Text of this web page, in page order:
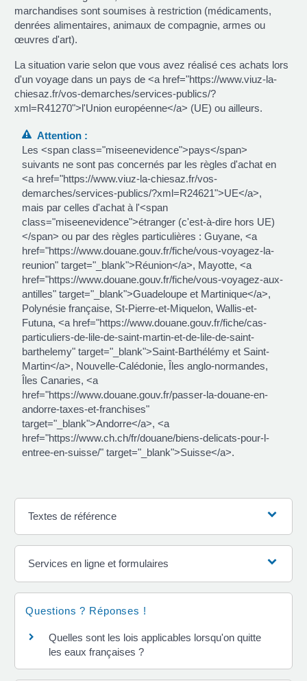
La situation varie selon que vous avez réalisé ces achats lors
d'un voyage dans un pays de <a href="https://www.viuz-la-
chiesaz.fr/vos-demarches/services-publics/?
xml=R41270">l'Union européenne</a> (UE) ou ailleurs.
Attention :
Les <span class="miseenevidence">pays</span>
suivants ne sont pas concernés par les règles d'achat en
<a href="https://www.viuz-la-chiesaz.fr/vos-
demarches/services-publics/?xml=R24621">UE</a>,
mais par celles d'achat à l'<span
class="miseenevidence">étranger (c'est-à-dire hors UE)
</span> ou par des règles particulières : Guyane, <a
href="https://www.douane.gouv.fr/fiche/vous-voyagez-la-
reunion" target="_blank">Réunion</a>, Mayotte, <a
href="https://www.douane.gouv.fr/fiche/vous-voyagez-aux-
antilles" target="_blank">Guadeloupe et Martinique</a>,
Polynésie française, St-Pierre-et-Miquelon, Wallis-et-
Futuna, <a href="https://www.douane.gouv.fr/fiche/cas-
particuliers-de-lile-de-saint-martin-et-de-lile-de-saint-
barthelemy" target="_blank">Saint-Barthélémy et Saint-
Martin</a>, Nouvelle-Calédonie, Îles anglo-normandes,
Îles Canaries, <a
href="https://www.douane.gouv.fr/passer-la-douane-en-
andorre-taxes-et-franchises"
target="_blank">Andorre</a>, <a
href="https://www.ch.ch/fr/douane/biens-delicats-pour-l-
entree-en-suisse/" target="_blank">Suisse</a>.
Textes de référence
Services en ligne et formulaires
Questions ? Réponses !
Quelles sont les lois applicables lorsqu'on quitte
les eaux françaises ?